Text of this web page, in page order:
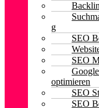
g
SEO
SEO
optimieren
SEO
SEO